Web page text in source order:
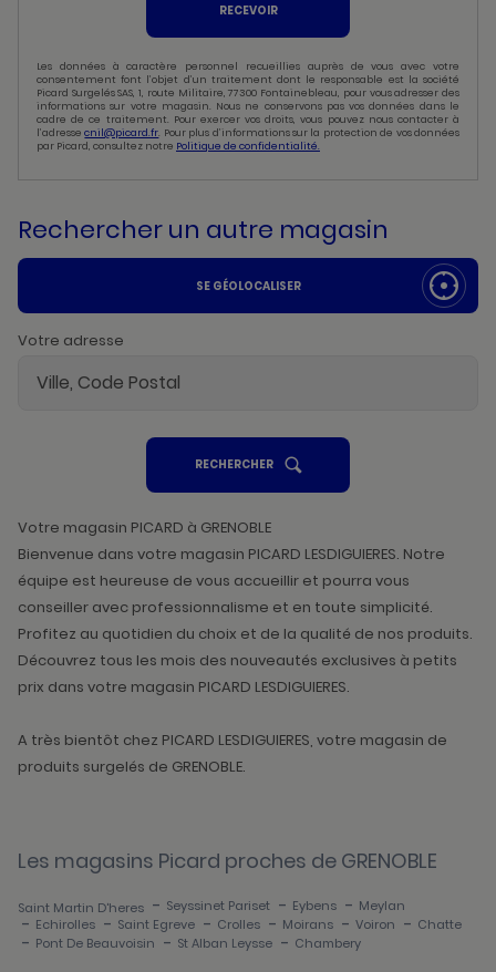
RECEVOIR
Les données à caractère personnel recueillies auprès de vous avec votre
consentement font l’objet d’un traitement dont le responsable est la société
Picard Surgelés SAS, 1, route Militaire, 77300 Fontainebleau, pour vous adresser des
informations sur votre magasin. Nous ne conservons pas vos données dans le
cadre de ce traitement. Pour exercer vos droits, vous pouvez nous contacter à
l’adressecnil@picard.fr. Pour plus d’informations sur la protection de vos données
par Picard, consultez notre Politique de confidentialité.
Rechercher un autre magasin
SE GÉOLOCALISER
Votre adresse
RECHERCHERUN
POINT
VENTE
Votre magasin PICARD à GRENOBLE
Bienvenue dans votre magasin PICARD LESDIGUIERES. Notre
équipe est heureuse de vous accueillir et pourra vous
conseiller avec professionnalisme et en toute simplicité.
Profitez au quotidien du choix et de la qualité de nos produits.
Découvrez tous les mois des nouveautés exclusives à petits
prix dans votre magasin PICARD LESDIGUIERES.
A très bientôt chez PICARD LESDIGUIERES, votre magasin de
produits surgelés de GRENOBLE.
Les magasins Picard proches de GRENOBLE
Saint Martin D'heres - Seyssinet Pariset - Eybens - Meylan
- Echirolles - Saint Egreve - Crolles - Moirans - Voiron - Chatte
- Pont De Beauvoisin - St Alban Leysse - Chambery